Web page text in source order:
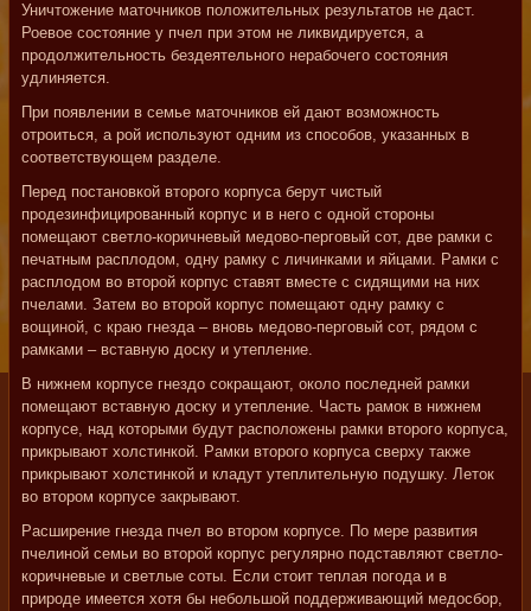
Уничтожение маточников положительных результатов не даст.
Роевое состояние у пчел при этом не ликвидируется, а
продолжительность бездеятельного нерабочего состояния
удлиняется.
При появлении в семье маточников ей дают возможность
отроиться, а рой используют одним из способов, указанных в
соответствующем разделе.
Перед постановкой второго корпуса берут чистый
продезинфицированный корпус и в него с одной стороны
помещают светло-коричневый медово-перговый сот, две рамки с
печатным расплодом, одну рамку с личинками и яйцами. Рамки с
расплодом во второй корпус ставят вместе с сидящими на них
пчелами. Затем во второй корпус помещают одну рамку с
вощиной, с краю гнезда – вновь медово-перговый сот, рядом с
рамками – вставную доску и утепление.
В нижнем корпусе гнездо сокращают, около последней рамки
помещают вставную доску и утепление. Часть рамок в нижнем
корпусе, над которыми будут расположены рамки второго корпуса,
прикрывают холстинкой. Рамки второго корпуса сверху также
прикрывают холстинкой и кладут утеплительную подушку. Леток
во втором корпусе закрывают.
Расширение гнезда пчел во втором корпусе. По мере развития
пчелиной семьи во второй корпус регулярно подставляют светло-
коричневые и светлые соты. Если стоит теплая погода и в
природе имеется хотя бы небольшой поддерживающий медосбор,